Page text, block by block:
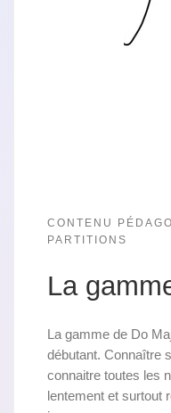
CONTENU
PARTITIONS
La
La gamme de Do
débutant. Connaître
connaitre toutes les
lentement et surtout